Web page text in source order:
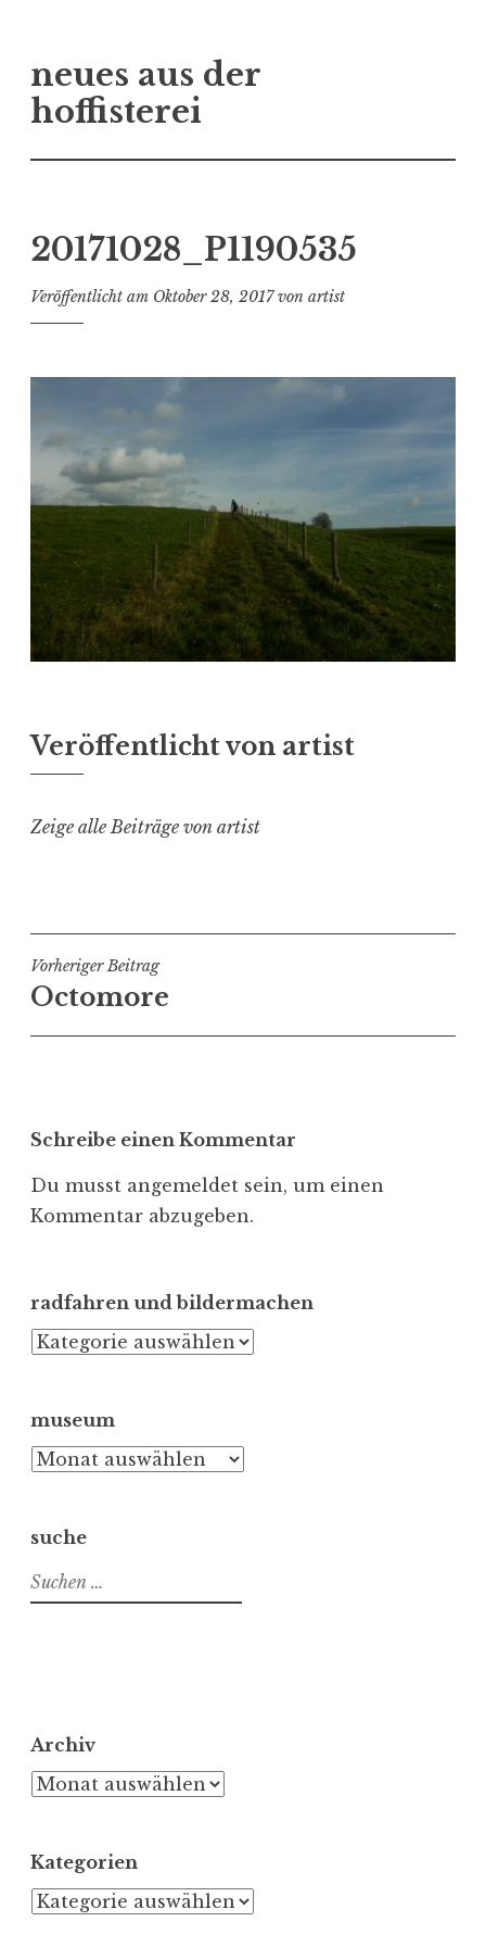
Inhalt
springen
neues aus der
hoffisterei
20171028_P1190535
Veröffentlicht am Oktober 28, 2017von artist
Veröffentlicht von artist
Zeige alle Beiträge von artist
Beitragsnavigation
Vorheriger Beitrag
Octomore
Schreibe einen Kommentar
Du musst angemeldet sein, um einen
Kommentar abzugeben.
radfahren und bildermachen
radfahren
museum
museum
suche
Suchen
nach:
Archiv
Archiv
Kategorien
Kategorien